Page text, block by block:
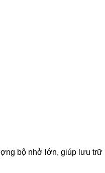
bộ nhở lớn, giúp lưu trữ